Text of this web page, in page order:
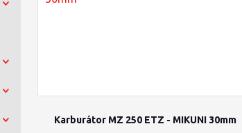
Karburátor MZ 250 ETZ - MIKUNI 30mm